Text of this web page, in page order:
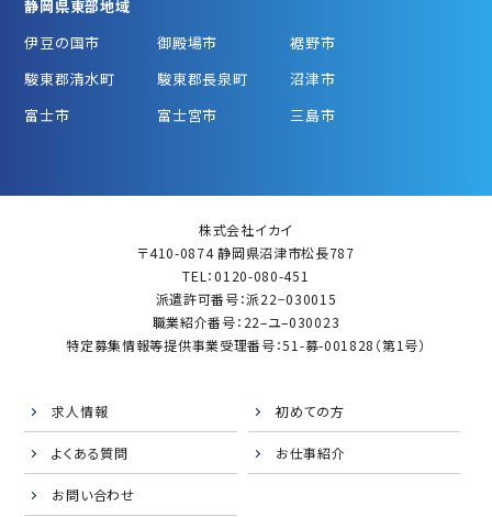
静岡県東部地域
伊豆の国市
御殿場市
裾野市
駿東郡清水町
駿東郡長泉町
沼津市
富士市
富士宮市 三島市
株式会社イカイ
〒410-0874 静岡県沼津市松長787
TEL：0120-080-451
派遣許可番号：派22−030015
職業紹介番号：22–ユ–030023
特定募集情報等提供事業受理番号：51-募-001828（第1号）
求人情報 初めての方
よくある質問 お仕事紹介
お問い合わせ